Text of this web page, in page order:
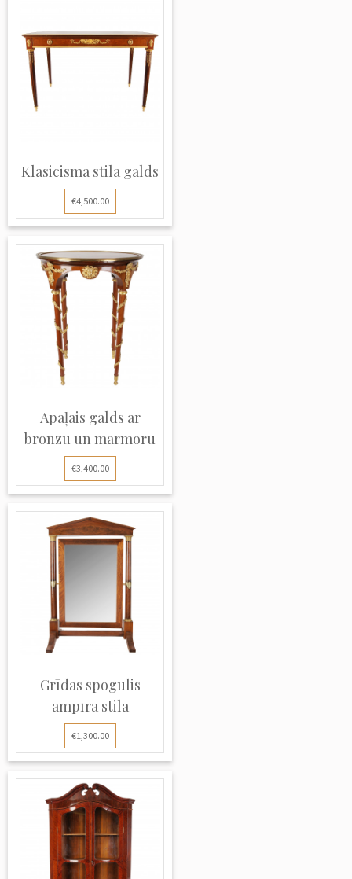
Klasicisma stila galds
€4,500.00
Apaļais galds ar
bronzu un marmoru
€3,400.00
Grīdas spogulis
ampīra stilā
€1,300.00